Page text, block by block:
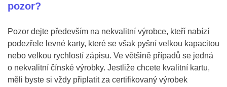
pozor?
Pozor dejte především na nekvalitní výrobce, kteří nabízí
podezřele levné karty, které se však pyšní velkou kapacitou
nebo velkou rychlostí zápisu. Ve většině případů se jedná
o nekvalitní čínské výrobky. Jestliže chcete kvalitní kartu,
měli byste si vždy připlatit za certifikovaný výrobek